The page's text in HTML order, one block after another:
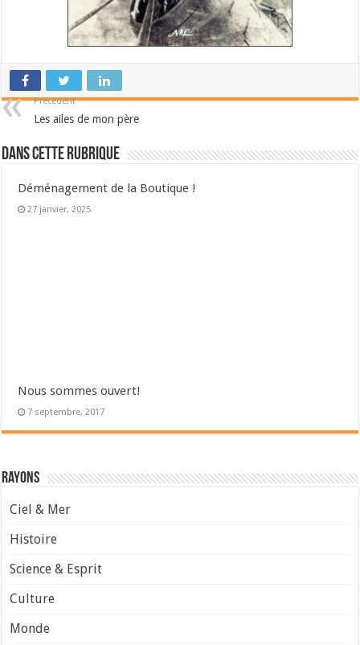
Précédent
Les ailes de mon père
Dans cette Rubrique
Déménagement de la Boutique !
27 janvier, 2025
Nous sommes ouvert!
7 septembre, 2017
Rayons
Ciel & Mer
Histoire
Science & Esprit
Culture
Monde